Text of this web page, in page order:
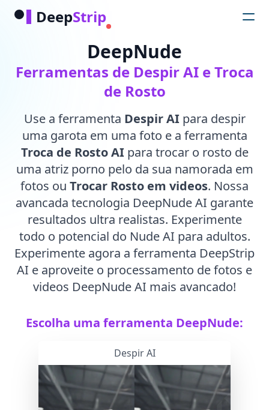
DeepStrip
DeepNude
Ferramentas de Despir AI e Troca
de Rosto
Use a ferramenta Despir AIpara despir
uma garota em uma foto e a ferramenta
Troca de Rosto AIpara trocar o rosto de
uma atriz porno pelo da sua namorada em
fotos ou Trocar Rosto em videos. Nossa
avancada tecnologia DeepNude AI garante
resultados ultra realistas. Experimente
todo o potencial do Nude AI para adultos.
Experimente agora a ferramenta DeepStrip
AI e aproveite o processamento de fotos e
videos DeepNude AI mais avancado!
Escolha uma ferramenta DeepNude:
Despir AI